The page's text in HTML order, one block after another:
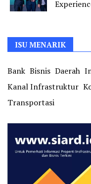
ISU MENARIK
Bank Bisnis Daerah
Kanal Infrastruktur
Transportasi